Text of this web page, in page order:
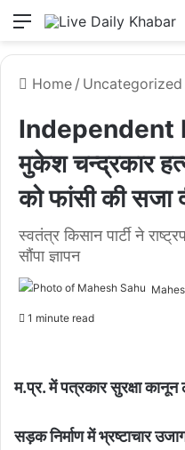
Menu
Home / Uncategorized
Independent
मुकेश चन्द्रकार
को फांसी की सजा
स्वतंत्र किसान पार्टी ने
सौंपा ज्ञापन
1 minute read
म.प्र. में पत्रकार सुरक्षा कानून
सड़क निर्माण में भ्रष्टाचार